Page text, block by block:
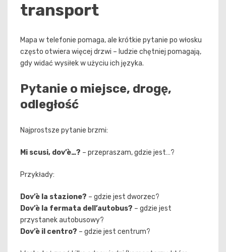
transport
Mapa w telefonie pomaga, ale krótkie pytanie po włosku
często otwiera więcej drzwi – ludzie chętniej pomagają,
gdy widać wysiłek w użyciu ich języka.
Pytanie o miejsce, drogę,
odległość
Najprostsze pytanie brzmi:
Mi scusi, dov’è…? – przepraszam, gdzie jest…?
Przykłady:
Dov’è la stazione? – gdzie jest dworzec?
Dov’è la fermata dell’autobus? – gdzie jest
przystanek autobusowy?
Dov’è il centro? – gdzie jest centrum?